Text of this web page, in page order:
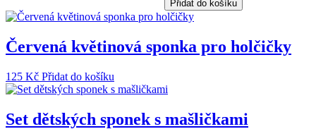
do
vlasů
motýlkem
Přidat do košíku
Červená květinová sponka pro holčičky
125 Kč Přidat do košíku
Set dětských sponek s mašličkami